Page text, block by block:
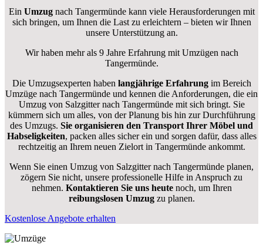
Ein Umzugnach Tangermünde kann viele Herausforderungen mit
sich bringen, um Ihnen die Last zu erleichtern – bieten wir Ihnen
unsere Unterstützung an.
Wir haben mehr als 9 Jahre Erfahrung mit Umzügen nach
Tangermünde.
Die Umzugsexperten haben langjährige Erfahrungim Bereich
Umzüge nach Tangermünde und kennen die Anforderungen, die ein
Umzug von Salzgitter nach Tangermünde mit sich bringt. Sie
kümmern sich um alles, von der Planung bis hin zur Durchführung
des Umzugs. Sie organisieren den Transport Ihrer Möbel und
Habseligkeiten, packen alles sicher ein und sorgen dafür, dass alles
rechtzeitig an Ihrem neuen Zielort in Tangermünde ankommt.
Wenn Sie einen Umzug von Salzgitter nach Tangermünde planen,
zögern Sie nicht, unsere professionelle Hilfe in Anspruch zu
nehmen. Kontaktieren Sie uns heutenoch, um Ihren
reibungslosen Umzugzu planen.
Kostenlose Angebote erhalten